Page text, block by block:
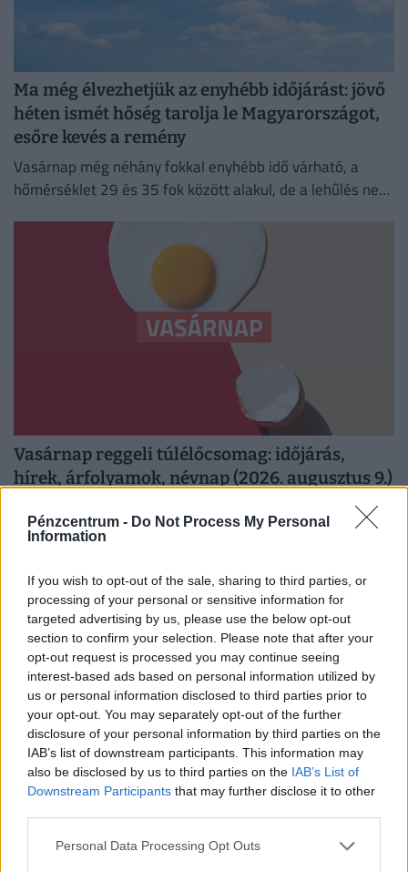
Pénzcentrum - Do Not Process My Personal
Information
If you wish to opt-out of the sale, sharing to third parties, or
processing of your personal or sensitive information for
targeted advertising by us, please use the below opt-out
section to confirm your selection. Please note that after your
opt-out request is processed you may continue seeing
interest-based ads based on personal information utilized by
us or personal information disclosed to third parties prior to
your opt-out. You may separately opt-out of the further
disclosure of your personal information by third parties on the
IAB’s list of downstream participants. This information may
also be disclosed by us to third parties on the IAB’s List of
Downstream Participants that may further disclose it to other
Personal Data Processing Opt Outs
Ma még élvezhetjük az enyhébb időjárást: jövő
héten ismét hőség tarolja le Magyarországot,
esőre kevés a remény
Vasárnap még néhány fokkal enyhébb idő várható, a
hőmérséklet 29 és 35 fok között alakul, de a lehűlés nem
Vasárnap reggeli túlélőcsomag: időjárás,
hírek, árfolyamok, névnap (2026. augusztus 9.)
A Pénzcentrum 2026. augusztus 9.-i hírösszefoglalója,
deviza árfolyamai, a ötöslottó nyerőszámai, heti akciók
Nem várt csapás érte a főszezon közepén
nyaralókat: kitört a vulkán, megbénult a
légiközlekedés